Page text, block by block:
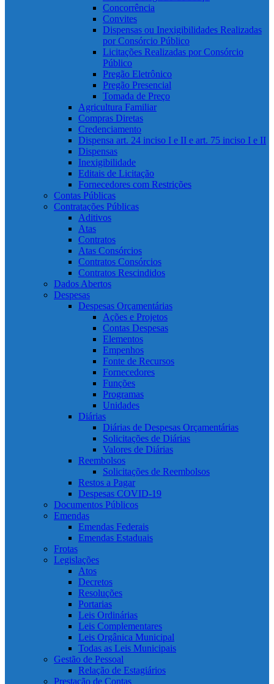
Concorrência
Convites
Dispensas ou Inexigibilidades Realizadas
por Consórcio Público
Licitações Realizadas por Consórcio
Público
Pregão Eletrônico
Pregão Presencial
Tomada de Preço
Agricultura Familiar
Compras Diretas
Credenciamento
Dispensa art. 24 inciso I e II e art. 75 inciso I e II
Dispensas
Inexigibilidade
Editais de Licitação
Fornecedores com Restrições
Contas Públicas
Contratações Públicas
Aditivos
Atas
Contratos
Atas Consórcios
Contratos Consórcios
Contratos Rescindidos
Dados Abertos
Despesas
Despesas Orçamentárias
Ações e Projetos
Contas Despesas
Elementos
Empenhos
Fonte de Recursos
Fornecedores
Funções
Programas
Unidades
Diárias
Diárias de Despesas Orçamentárias
Solicitações de Diárias
Valores de Diárias
Reembolsos
Solicitações de Reembolsos
Restos a Pagar
Despesas COVID-19
Documentos Públicos
Emendas
Emendas Federais
Emendas Estaduais
Frotas
Legislações
Atos
Decretos
Resoluções
Portarias
Leis Ordinárias
Leis Complementares
Leis Orgânica Municipal
Todas as Leis Municipais
Gestão de Pessoal
Relação de Estagiários
Prestação de Contas